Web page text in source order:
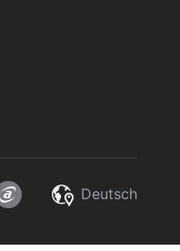
Deutsch